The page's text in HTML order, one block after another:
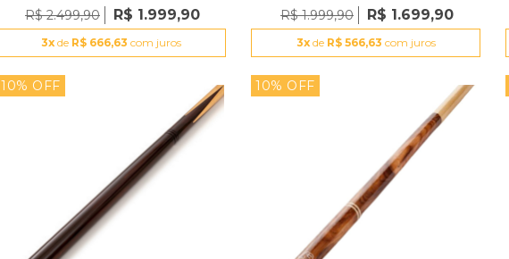
R$ 2.499,90 R$ 1.999,90
3x de R$ 666,63 com juros
R$ 1.999,90 R$ 1.699,90
3xde R$ 566,63 com juros
10% OFF 10% OFF